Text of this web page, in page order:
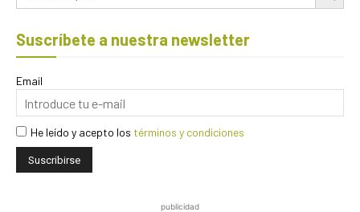
Suscríbete a nuestra newsletter
Email
He leído y acepto los términos y condiciones
publicidad